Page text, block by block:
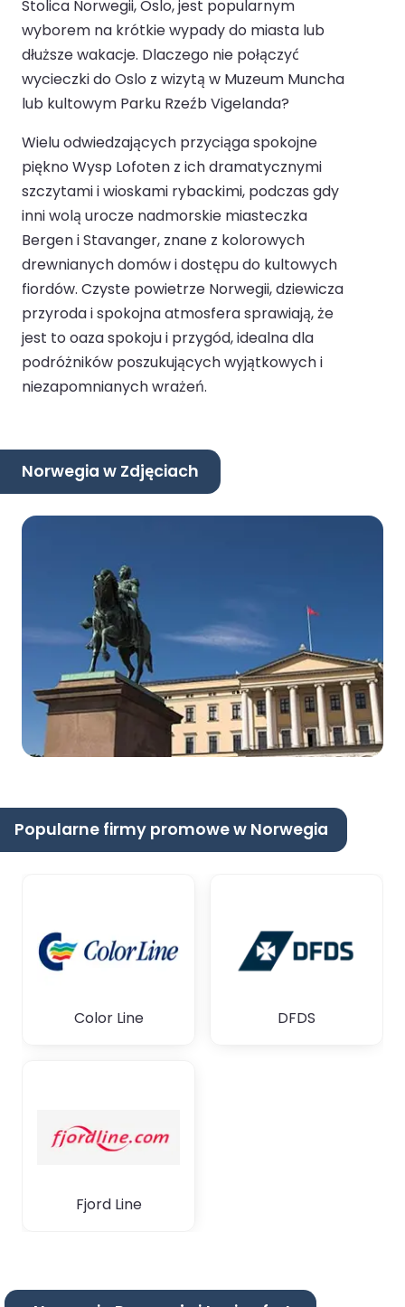
Stolica Norwegii, Oslo, jest popularnym
wyborem na krótkie wypady do miasta lub
dłuższe wakacje. Dlaczego nie połączyć
wycieczki do Oslo z wizytą w Muzeum Muncha
lub kultowym Parku Rzeźb Vigelanda?
Wielu odwiedzających przyciąga spokojne
piękno Wysp Lofoten z ich dramatycznymi
szczytami i wioskami rybackimi, podczas gdy
inni wolą urocze nadmorskie miasteczka
Bergen i Stavanger, znane z kolorowych
drewnianych domów i dostępu do kultowych
fiordów. Czyste powietrze Norwegii, dziewicza
przyroda i spokojna atmosfera sprawiają, że
jest to oaza spokoju i przygód, idealna dla
podróżników poszukujących wyjątkowych i
niezapomnianych wrażeń.
Norwegia w Zdjęciach
Popularne firmy promowe w Norwegia
Color Line DFDS
Fjord Line